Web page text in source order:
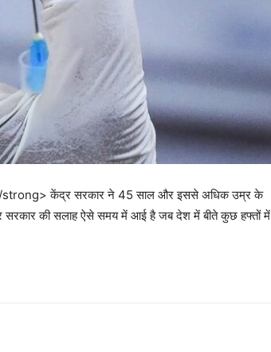
केंद्र सरकार ने 45 साल और इससे अधिक उम्र के
सरकार की सलाह ऐसे समय में आई है जब देश में बीते कुछ हफ्तों में